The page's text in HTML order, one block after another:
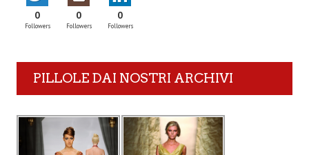
0
Followers
0
Followers
0
Followers
PILLOLE DAI NOSTRI ARCHIVI